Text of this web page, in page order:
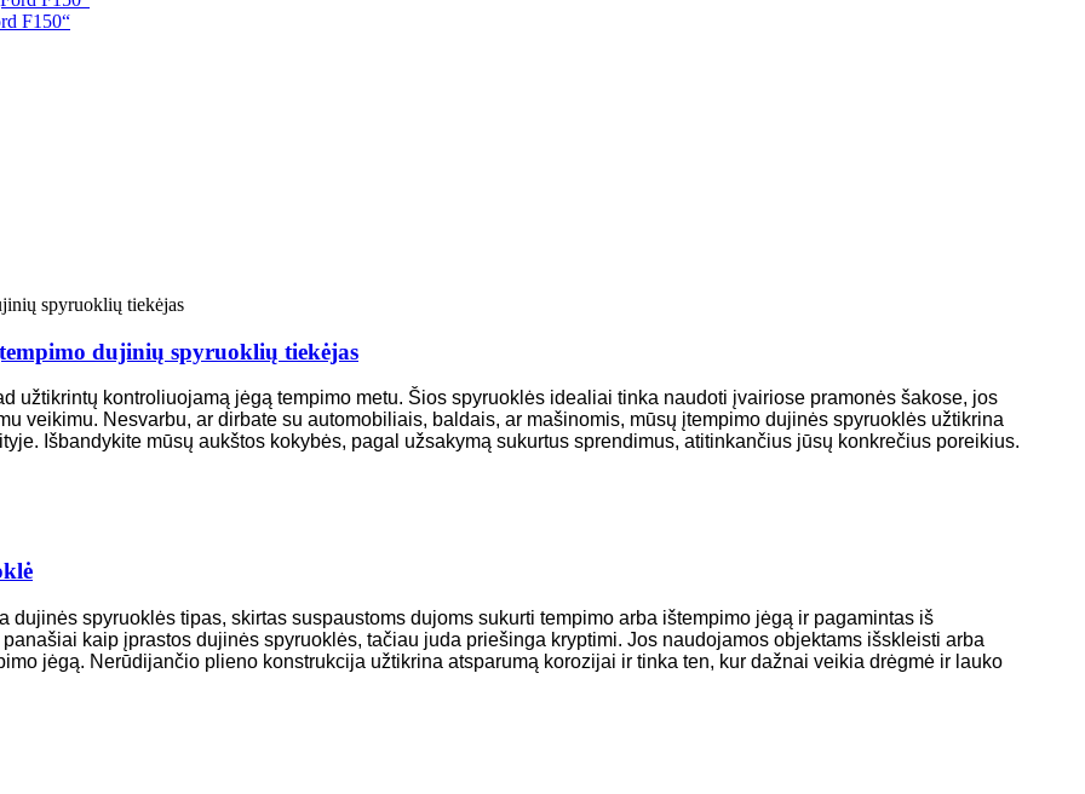
F150“
dujinių spyruoklių tiekėjas
užtikrintų kontroliuojamą jėgą tempimo metu. Šios spyruoklės idealiai tinka naudoti įvairiose pramonės šakose, jos
veikimu. Nesvarbu, ar dirbate su automobiliais, baldais, ar mašinomis, mūsų įtempimo dujinės spyruoklės užtikrina
Išbandykite mūsų aukštos kokybės, pagal užsakymą sukurtus sprendimus, atitinkančius jūsų konkrečius poreikius.
spyruoklės tipas, skirtas suspaustoms dujoms sukurti tempimo arba ištempimo jėgą ir pagamintas iš
kaip įprastos dujinės spyruoklės, tačiau juda priešinga kryptimi. Jos naudojamos objektams išskleisti arba
jėgą. Nerūdijančio plieno konstrukcija užtikrina atsparumą korozijai ir tinka ten, kur dažnai veikia drėgmė ir lauko